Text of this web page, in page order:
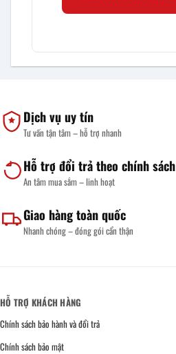
Dịch vụ uy tín
Tư vấn tận tâm – hỗ trợ nhanh
Hỗ trợ đổi trả theo chính sách
An tâm mua sắm – linh hoạt
Giao hàng toàn quốc
Nhanh chóng – đóng gói cẩn thận
HỖ TRỢ KHÁCH HÀNG
Chính sách bảo hành và đổi trả
Chính sách bảo mật